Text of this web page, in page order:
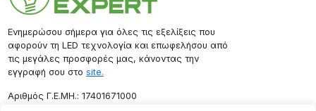
Ενημερώσου σήμερα για όλες τις εξελίξεις που
αφορούν τη LED τεχνολογία και επωφελήσου από
τις μεγάλες προσφορές μας, κάνοντας την
εγγραφή σου στο site.
Aριθμός Γ.Ε.ΜΗ.: 17401671000